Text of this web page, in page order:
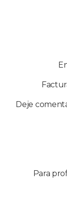
Deje
Para